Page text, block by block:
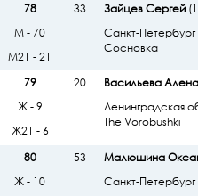
78
33 Зайцев Сергей
Санкт-Петербург
Сосновка
М - 70
М21 - 21
79
20 Васильева Алена
Ленинградская
The Vorobushki
Ж - 9
Ж21 - 6
80
53 Малюшина
Санкт-Петербург
Ж - 10